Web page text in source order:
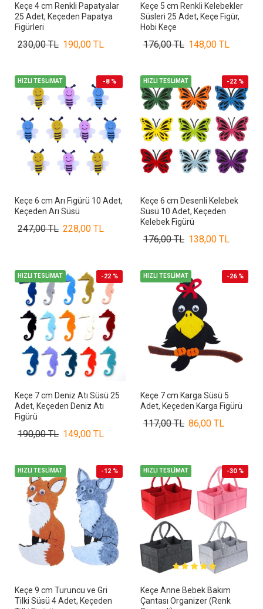
Keçe 4 cm Renkli Papatyalar
25 Adet, Keçeden Papatya
Figürleri
190,00 TL
230,00 TL
Keçe 5 cm Renkli Kelebekler
Süsleri 25 Adet, Keçe Figür,
Hobi Keçe
148,00 TL
176,00 TL
HIZLI TESLİMAT -8 %
Keçe 6 cm Arı Figürü 10 Adet,
Keçeden Arı Süsü
228,00 TL
247,00 TL
HIZLI TESLİMAT -22 %
Keçe 6 cm Desenli Kelebek
Süsü 10 Adet, Keçeden
Kelebek Figürü
138,00 TL
176,00 TL
HIZLI TESLİMAT -22 %
Keçe 7 cm Deniz Atı Süsü 25
Adet, Keçeden Deniz Atı
Figürü
149,00 TL
190,00 TL
HIZLI TESLİMAT -26 %
Keçe 7 cm Karga Süsü 5
Adet, Keçeden Karga Figürü
86,00 TL
117,00 TL
HIZLI TESLİMAT -12 %
Keçe 9 cm Turuncu ve Gri
Tilki Süsü 4 Adet, Keçeden
HIZLI TESLİMAT -30 %
Keçe Anne Bebek Bakım
Çantası Organizer (Renk